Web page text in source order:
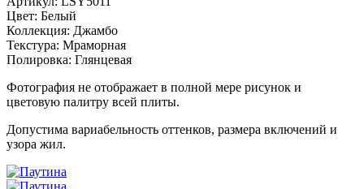
Цвет: Белый
Коллекция: Джамбо
Текстура: Мраморная
Полировка: Глянцевая
Фотография не отображает в полной мере рисунок и
цветовую палитру всей плиты.
Допустима вариабельность оттенков, размера включений и
узора жил.